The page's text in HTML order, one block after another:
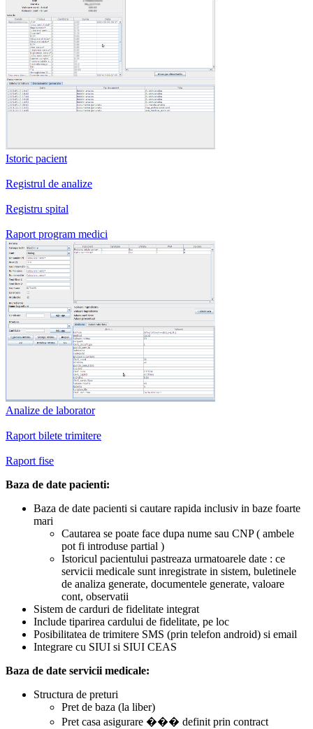
Istoric pacient
Registrul de analize
Registru spital
Raport program medici
Analize de laborator
Raport bilete trimitere
Raport fise
Baza de date pacienti:
Baza de date pacienti si cautare rapida inclusiv in baze foarte
mari
Cautarea se poate face dupa nume sau CNP ( ambele
pot fi introduse partial )
Istoricul pacientului pastreaza urmatoarele date : ce
servicii medicale sunt inregistrate in sistem, buletinele
de analiza generate, documentele generate, valoare
cont, observatii
Sistem de carduri de fidelitate integrat
Include tiparirea cardului de fidelitate, pe loc
Posibilitatea de trimitere SMS (prin telefon android) si email
Integrare cu SIUI si SIUI CEAS
Baza de date servicii medicale:
Structura de preturi
Pret de baza (la liber)
Pret casa asigurare ��� definit prin contract